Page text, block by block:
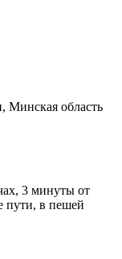
Минская область
3 минуты от
пути, в пешей